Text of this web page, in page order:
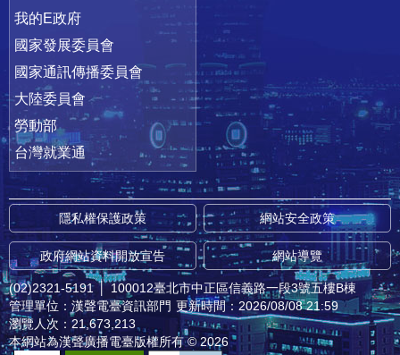
我的E政府
國家發展委員會
國家通訊傳播委員會
大陸委員會
勞動部
台灣就業通
隱私權保護政策 網站安全政策
政府網站資料開放宣告 網站導覽
(02)2321-5191 │ 100012臺北市中正區信義路一段3號五樓B棟
管理單位：漢聲電臺資訊部門 更新時間：2026/08/08 21:59
瀏覽人次：21,673,213
本網站為漢聲廣播電臺版權所有 © 2026